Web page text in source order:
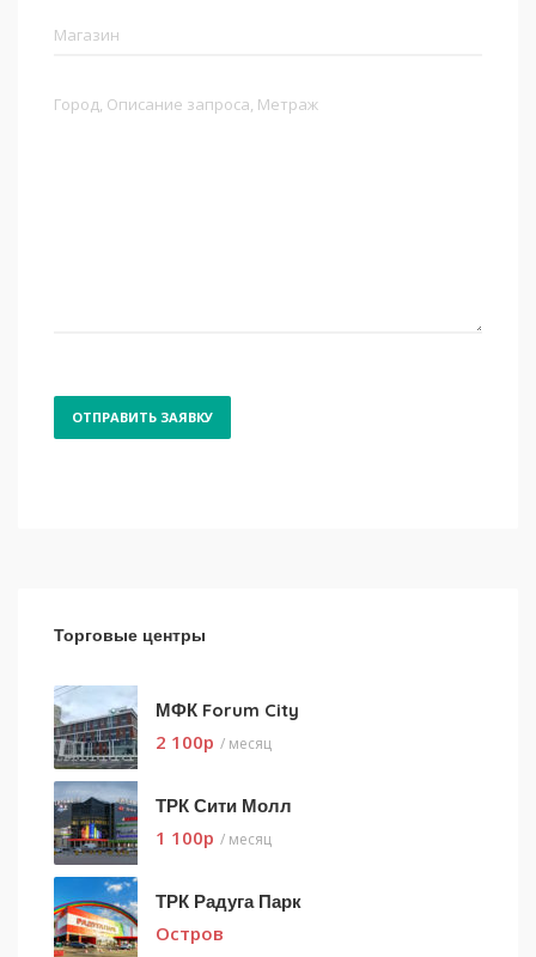
Торговые центры
МФК Forum City
2 100p / месяц
ТРК Сити Молл
1 100p / месяц
ТРК Радуга Парк
Остров